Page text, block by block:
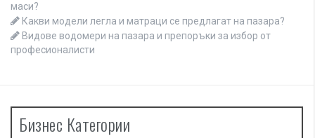
маси?
Какви модели легла и матраци се предлагат на пазара?
Видове водомери на пазара и препоръки за избор от
професионалисти
Бизнес Категории